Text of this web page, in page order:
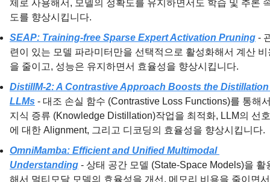
체로 사용해서, 모델의 정확도를 유지하면서도 학습 및 추론
도를 향상시킵니다.
SEAP: Training-free Sparse Expert Activation Pruning -
련이 있는 모델 파라미터만을 선택적으로 활성화해서 계산 비
을 줄이고, 성능은 유지하면서 효율성을 향상시킵니다.
DistillM-2: A Contrastive Approach Boosts the
LLMs - 대조 손실 함수 (Contrastive Loss Functions)를 통해
지식 증류 (Knowledge Distillation)작업을 최적화, LLM의 선
에 대한 Alignment, 그리고 디코딩의 효율성을 향상시킵니다.
OmniMamba: Efficient and Unified Multimodal
Understanding - 상태 공간 모델 (State-Space Models)을 활
해서 멀티모달 모델의 효율성을 개선, 메모리 비용을 줄이면서